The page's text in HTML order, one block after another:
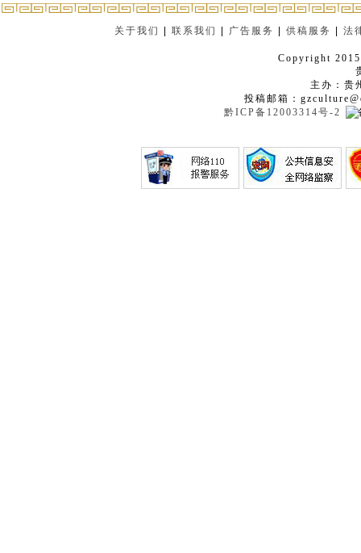
关于我们 |联系我们 广告服务 |供稿服务 |法
Copyright
主办：贵
投稿邮箱：
黔ICP备12003314号-2